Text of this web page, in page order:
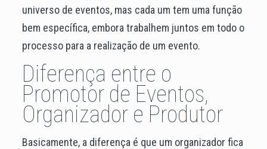
universo de eventos, mas cada um tem uma função
bem específica, embora trabalhem juntos em todo o
processo para a realização de um evento.
Diferença entre o
Promotor de Eventos,
Organizador e Produtor
Basicamente, a diferença é que um organizador fica